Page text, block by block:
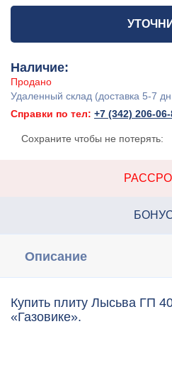
Наличие:
Продано
Удаленный склад (доставка 5-7
Справки по тел: +7 (342) 206-
Сохраните чтобы не потерять:
Описание
Купить плиту Лысьва ГП
«Газовике».